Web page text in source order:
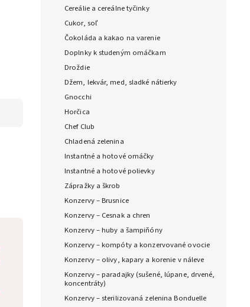
Cereálie a cereálne tyčinky
Cukor, soľ
Čokoláda a kakao na varenie
Doplnky k studeným omáčkam
Droždie
Džem, lekvár, med, sladké nátierky
Gnocchi
Horčica
Chef Club
Chladená zelenina
Instantné a hotové omáčky
Instantné a hotové polievky
Zápražky a škrob
Konzervy – Brusnice
Konzervy – Cesnak a chren
Konzervy – huby a šampiňóny
Konzervy – kompóty a konzervované ovocie
Konzervy – olivy, kapary a korenie v náleve
Konzervy – paradajky (sušené, lúpane, drvené,
koncentráty)
Konzervy – sterilizovaná zelenina Bonduelle